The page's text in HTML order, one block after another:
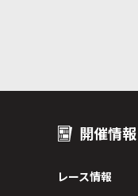
開催情報
レース情報